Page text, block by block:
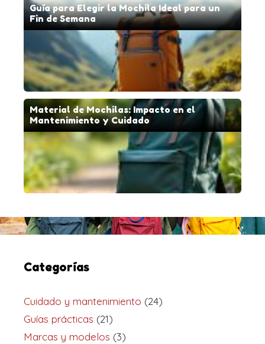
Guía para Elegir la Mochila Ideal para un
Fin de Semana
Material de Mochilas: Impacto en el
Mantenimiento y Cuidado
Categorías
Cuidado y mantenimiento (24)
Guías prácticas (21)
Marcas y modelos (3)